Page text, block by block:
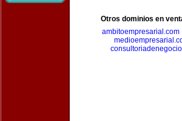
Otros dominios en
ambitoempresarial.com|